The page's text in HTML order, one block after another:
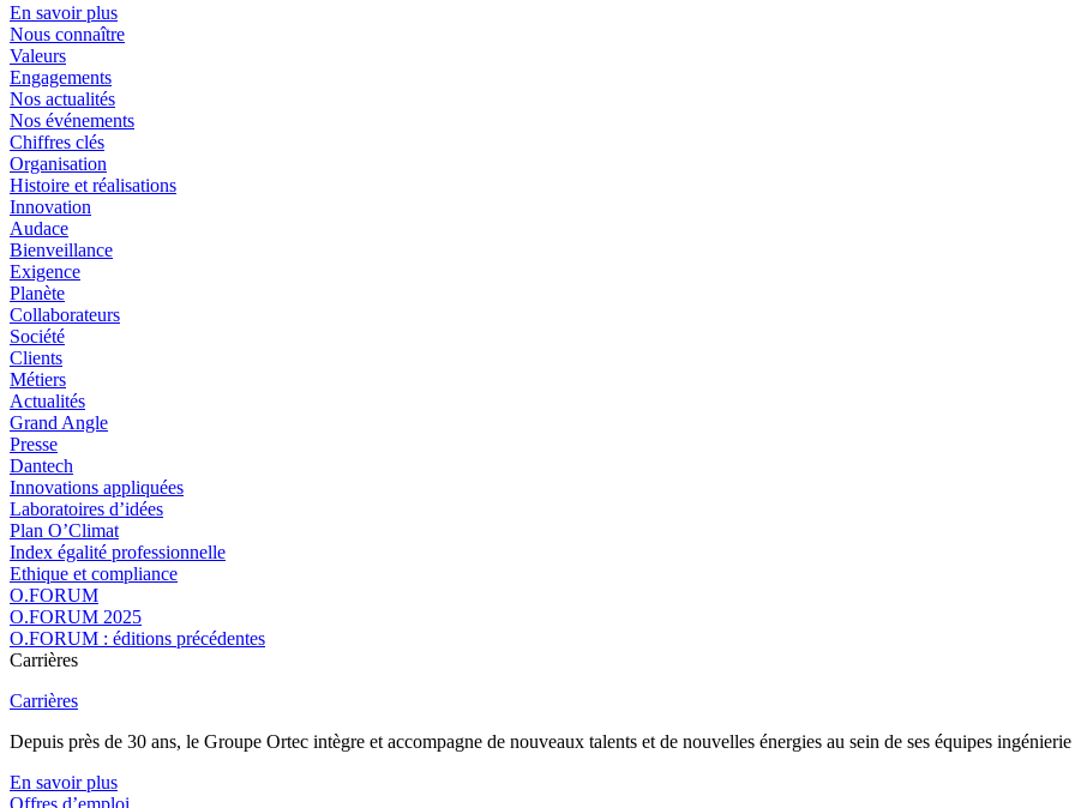
En savoir plus
Nous connaître
Valeurs
Engagements
Nos actualités
Nos événements
Chiffres clés
Organisation
Histoire et réalisations
Innovation
Audace
Bienveillance
Exigence
Planète
Collaborateurs
Société
Clients
Métiers
Actualités
Grand Angle
Presse
Dantech
Innovations appliquées
Laboratoires d’idées
Plan O’Climat
Index égalité professionnelle
Ethique et compliance
O.FORUM
O.FORUM 2025
O.FORUM : éditions précédentes
Carrières
Carrières
Depuis près de 30 ans, le Groupe Ortec intègre et accompagne de nouveaux talents et de nouvelles énergies au sein de ses équipes
En savoir plus
Offres d’emploi